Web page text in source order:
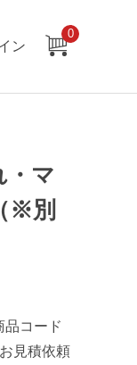
ン
0
マ
※別
品コード
見積依頼